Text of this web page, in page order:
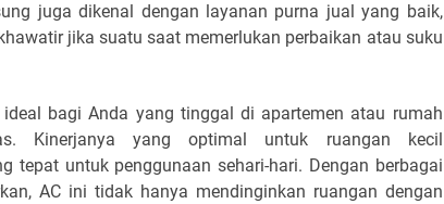
juga dikenal dengan layanan purna jual yang baik,
jika suatu saat memerlukan perbaikan atau suku
bagi Anda yang tinggal di apartemen atau rumah
Kinerjanya yang optimal untuk ruangan kecil
tepat untuk penggunaan sehari-hari. Dengan berbagai
AC ini tidak hanya mendinginkan ruangan dengan